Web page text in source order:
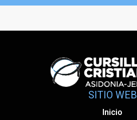
SITIO WEB
Inicio